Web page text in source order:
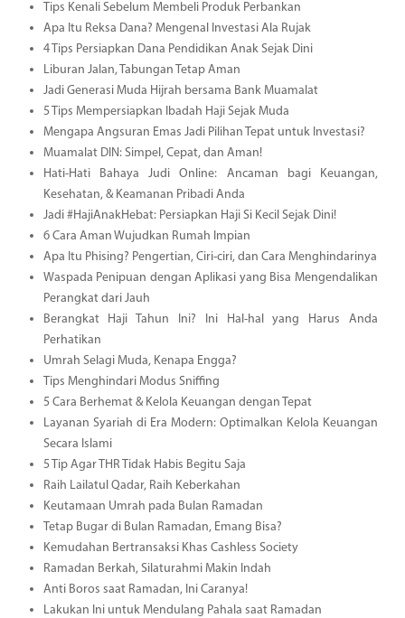
Tips Kenali Sebelum Membeli Produk Perbankan
Apa Itu Reksa Dana? Mengenal Investasi Ala Rujak
4 Tips Persiapkan Dana Pendidikan Anak Sejak Dini
Liburan Jalan, Tabungan Tetap Aman
Jadi Generasi Muda Hijrah bersama Bank Muamalat
5 Tips Mempersiapkan Ibadah Haji Sejak Muda
Mengapa Angsuran Emas Jadi Pilihan Tepat untuk Investasi?
Muamalat DIN: Simpel, Cepat, dan Aman!
Hati-Hati Bahaya Judi Online: Ancaman bagi Keuangan,
Kesehatan, & Keamanan Pribadi Anda
Jadi #HajiAnakHebat: Persiapkan Haji Si Kecil Sejak Dini!
6 Cara Aman Wujudkan Rumah Impian
Apa Itu Phising? Pengertian, Ciri-ciri, dan Cara Menghindarinya
Waspada Penipuan dengan Aplikasi yang Bisa Mengendalikan
Perangkat dari Jauh
Berangkat Haji Tahun Ini? Ini Hal-hal yang Harus Anda
Perhatikan
Umrah Selagi Muda, Kenapa Engga?
Tips Menghindari Modus Sniffing
5 Cara Berhemat & Kelola Keuangan dengan Tepat
Layanan Syariah di Era Modern: Optimalkan Kelola Keuangan
Secara Islami
5 Tip Agar THR Tidak Habis Begitu Saja
Raih Lailatul Qadar, Raih Keberkahan
Keutamaan Umrah pada Bulan Ramadan
Tetap Bugar di Bulan Ramadan, Emang Bisa?
Kemudahan Bertransaksi Khas Cashless Society
Ramadan Berkah, Silaturahmi Makin Indah
Anti Boros saat Ramadan, Ini Caranya!
Lakukan Ini untuk Mendulang Pahala saat Ramadan